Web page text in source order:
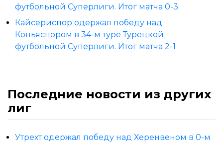
футбольной Суперлиги. Итог матча 0-3
Кайсериспор одержал победу над
Коньяспором в 34-м туре Турецкой
футбольной Суперлиги. Итог матча 2-1
Последние новости из других
лиг
Утрехт одержал победу над Херенвеном в 0-м